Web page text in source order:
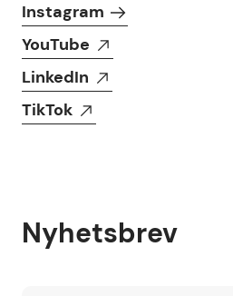
Instagram
YouTube
LinkedIn
TikTok
Nyhetsbrev